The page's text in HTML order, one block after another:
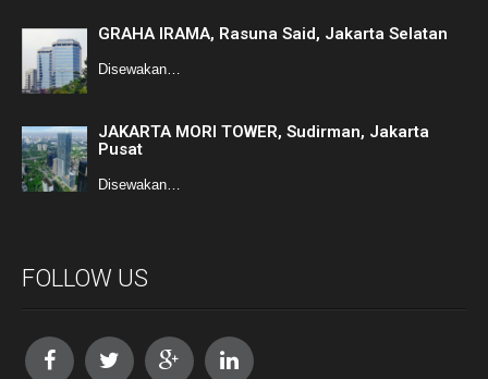
GRAHA IRAMA, Rasuna Said, Jakarta Selatan
Disewakan…
JAKARTA MORI TOWER, Sudirman, Jakarta
Pusat
Disewakan…
FOLLOW US